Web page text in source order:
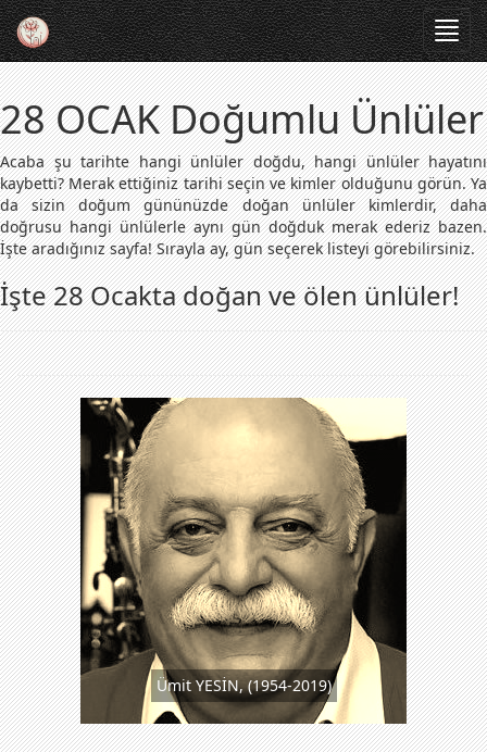
28 OCAK Doğumlu Ünlüler
Acaba şu tarihte hangi ünlüler doğdu, hangi ünlüler hayatını
kaybetti? Merak ettiğiniz tarihi seçin ve kimler olduğunu görün. Ya
da sizin doğum gününüzde doğan ünlüler kimlerdir, daha
doğrusu hangi ünlülerle aynı gün doğduk merak ederiz bazen.
İşte aradığınız sayfa! Sırayla ay, gün seçerek listeyi görebilirsiniz.
İşte 28 Ocakta doğan ve ölen ünlüler!
Ümit YESİN, (1954-2019)